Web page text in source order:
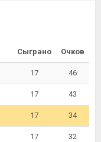
Сыграно Очков
17 46
17 43
17 34
17 32